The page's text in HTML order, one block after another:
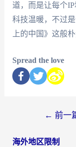
道，而是让每个
科技温暖，不过
上的中国》这般
Spread the love
← 前一
海外地区限制